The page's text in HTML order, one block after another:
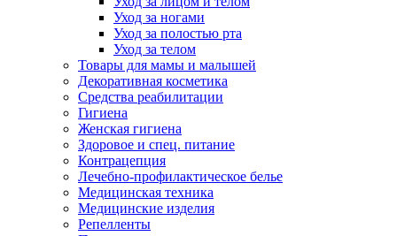
Уход за ногами
Уход за полостью рта
Уход за телом
Товары для мамы и малышей
Декоративная косметика
Средства реабилитации
Гигиена
Женская гигиена
Здоровое и спец. питание
Контрацепция
Лечебно-профилактическое белье
Медицинская техника
Медицинские изделия
Репелленты